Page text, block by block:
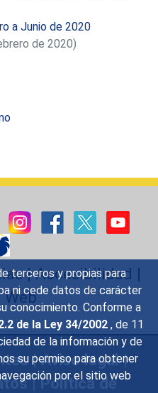
terceros y propias para
ni cede datos de carácter
conocimiento. Conforme a
de la Ley 34/2002 , de 11
de la información y de
su permiso para obtener
por el sitio web
a Junio de 2020
de 2020)
|Accesibilidad |
Web
|Aviso legal|
|Política de